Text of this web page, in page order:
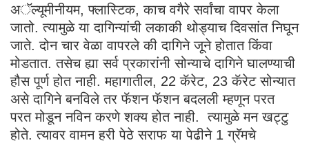
अॅल्यूमीनीयम, फ्लास्टिक, काच वगैरे सर्वांचा वापर केला
जातो. त्यामुळे या दागिन्यांची लकाकी थोड्याच दिवसांत निघून
जाते. दोन चार वेळा वापरले की दागिने जूने होतात किंवा
मोडतात. तसेच ह्या सर्व प्रकारांनी सोन्याचे दागिने घालण्याची
हौस पूर्ण होत नाही. महागातील, 22 कॅरेट, 23 कॅरेट सोन्यात
असे दागिने बनविले तर फॅशन फॅशन बदलली म्हणून परत
परत मोडून नविन करणे शक्य होत नाही. त्यामुळे मन खट्टु
होते. त्यावर वामन हरी पेठे सराफ या पेढीने 1 ग्रॅमचे